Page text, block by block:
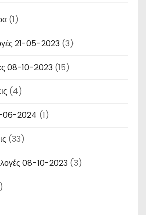
(1)
21-05-2023 (3)
08-10-2023 (15)
(4)
06-2024 (1)
(33)
08-10-2023 (3)